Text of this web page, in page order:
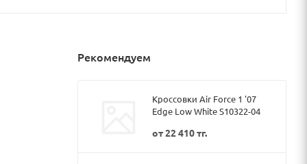
Рекомендуем
Кроссовки Air Force 1 '07
Edge Low White S10322-04
от22 410 тг.